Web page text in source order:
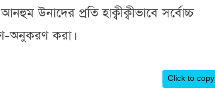
উনাদের প্রতি হাক্বীক্বীভাবে সর্বোচ্চ
অনুকরণ করা।
Click to copy